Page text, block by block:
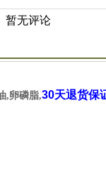
暂无评论
,卵磷脂,30天退货保